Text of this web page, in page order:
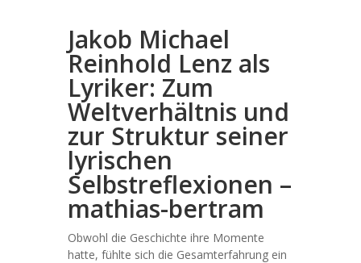
Jakob Michael
Reinhold Lenz als
Lyriker: Zum
Weltverhältnis und
zur Struktur seiner
lyrischen
Selbstreflexionen –
mathias-bertram
Obwohl die Geschichte ihre Momente
hatte, fühlte sich die Gesamterfahrung ein